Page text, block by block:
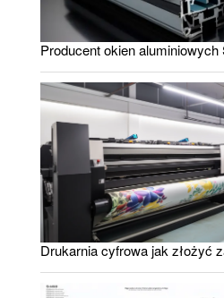
Producent okien
Drukarnia cyfrowa jak złożyć